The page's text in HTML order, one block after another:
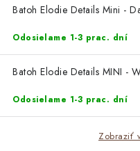
KNIHY
DARČEKOVÉ BOXY
O nás Všeobecné
Reklamačný poriadok
Batoh Elodie Details Mini -
Odosielame 1-3 prac. dní
Batoh Elodie Details MINI -
Odosielame 1-3 prac. dní
Zobraziť